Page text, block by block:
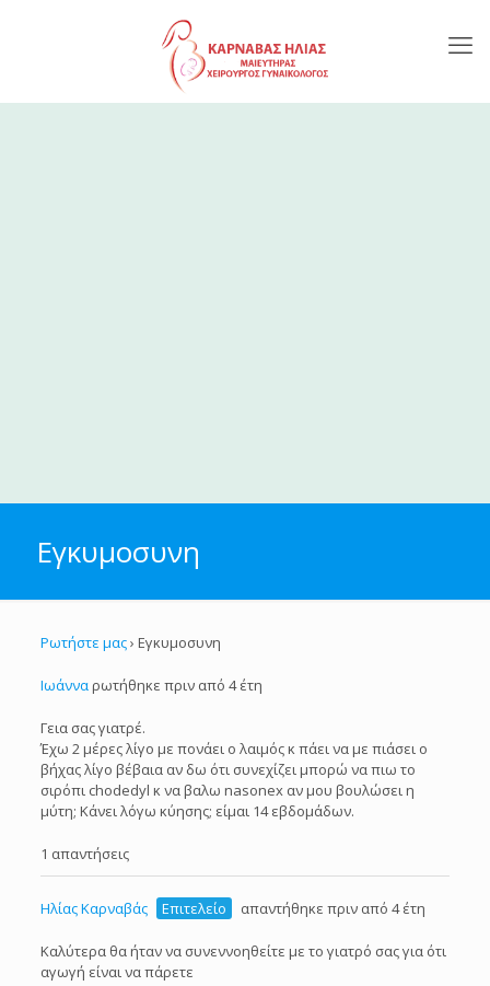
Εγκυμοσυνη
Ρωτήστε μας› Εγκυμοσυνη
Ιωάνναρωτήθηκε πριν από 4 έτη
Γεια σας γιατρέ.
Έχω 2 μέρες λίγο με πονάει ο λαιμός κ πάει να με πιάσει ο
βήχας λίγο βέβαια αν δω ότι συνεχίζει μπορώ να πιω το
σιρόπι chodedyl κ να βαλω nasonex αν μου βουλώσει η
μύτη; Κάνει λόγω κύησης; είμαι 14 εβδομάδων.
1 απαντήσεις
Ηλίας Καρναβάς Επιτελείο απαντήθηκε πριν από 4 έτη
Καλύτερα θα ήταν να συνεννοηθείτε με το γιατρό σας για ότι
αγωγή είναι να πάρετε